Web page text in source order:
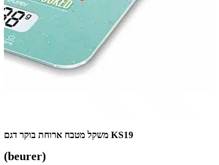
משקל מטבח ארוחת בוקר דגם KS19
(beurer)